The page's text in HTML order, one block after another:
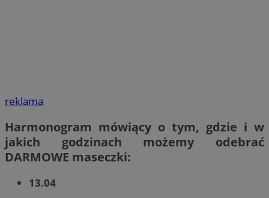
reklama
Harmonogram mówiący o tym, gdzie i w
jakich godzinach możemy odebrać
DARMOWE maseczki:
13.04